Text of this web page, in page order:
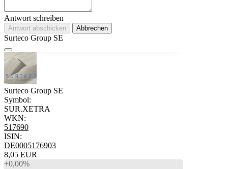
Antwort schreiben
Antwort abschicken Abbrechen
Surteco Group SE
Surteco Group SE
Symbol:
SUR.XETRA
WKN:
517690
ISIN:
DE0005176903
8,05 EUR
+0,00%